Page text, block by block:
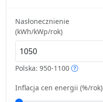
Nasłonecznienie
(kWh/kWp/rok)
Polska: 950-1100
Inflacja cen energii (%/rok)